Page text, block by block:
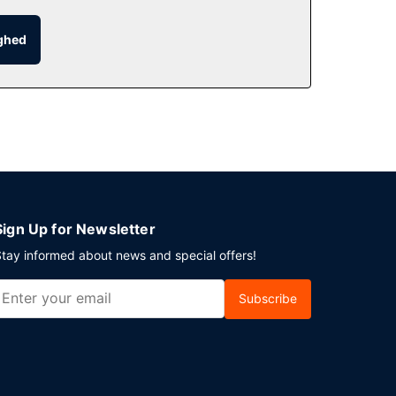
du kan nyde godt af roomservice døgnet
mod gebyr dagligt fra kl. 06.00 til kl. 11.00.
Up for Newsletter
informed about news and special offers!
Subscribe